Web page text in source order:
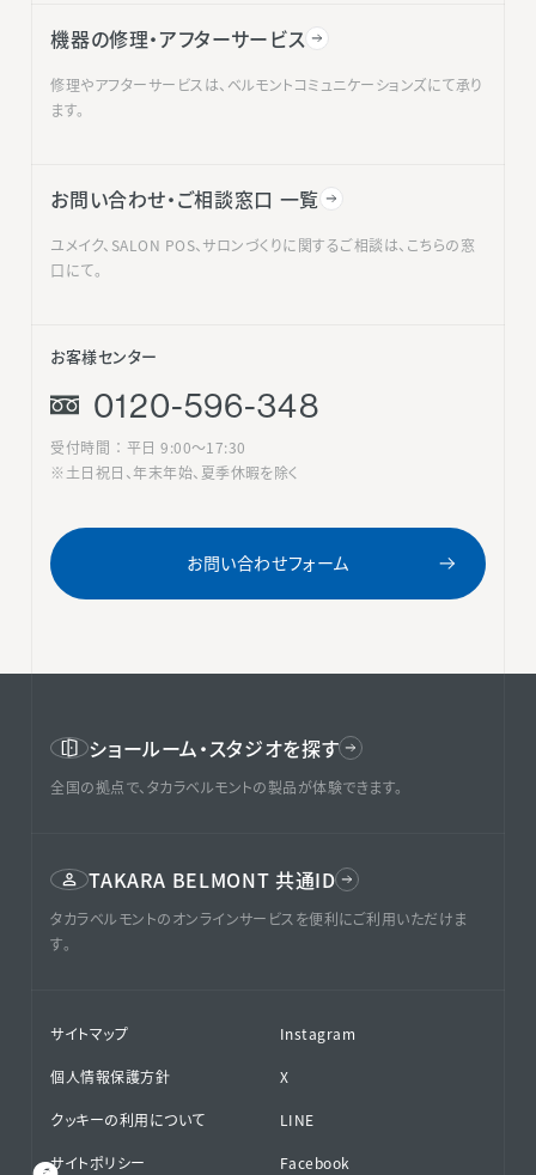
機器の修理・アフターサービス
修理やアフターサービスは、ベルモントコミュニケーションズにて承り
ます。
お問い合わせ・ご相談窓口 一覧
ユメイク、SALON POS、サロンづくりに関するご相談は、こちらの窓
口にて。
お客様センター
0120-596-348
受付時間 ： 平日 9:00〜17:30
※土日祝日、年末年始、夏季休暇を除く
お問い合わせフォーム
ショールーム・スタジオを探す
全国の拠点で、タカラベルモントの製品が体験できます。
TAKARA BELMONT 共通ID
タカラベルモントのオンラインサービスを便利にご利用いただけま
す。
サイトマップ
個人情報保護方針
クッキーの利用について
サイトポリシー
Instagram
X
LINE
Facebook